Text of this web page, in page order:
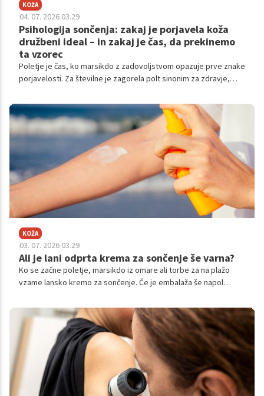
KOŽA
04. 07. 2026 03.29
Psihologija sončenja: zakaj je porjavela koža
družbeni ideal – in zakaj je čas, da prekinemo
ta vzorec
Poletje je čas, ko marsikdo z zadovoljstvom opazuje prve znake
porjavelosti. Za številne je zagorela polt sinonim za zdravje,
KOŽA
03. 07. 2026 03.29
Ali je lani odprta krema za sončenje še varna?
Ko se začne poletje, marsikdo iz omare ali torbe za na plažo
vzame lansko kremo za sončenje. Če je embalaža še napol
letu še vedno nudi enako zaščito?